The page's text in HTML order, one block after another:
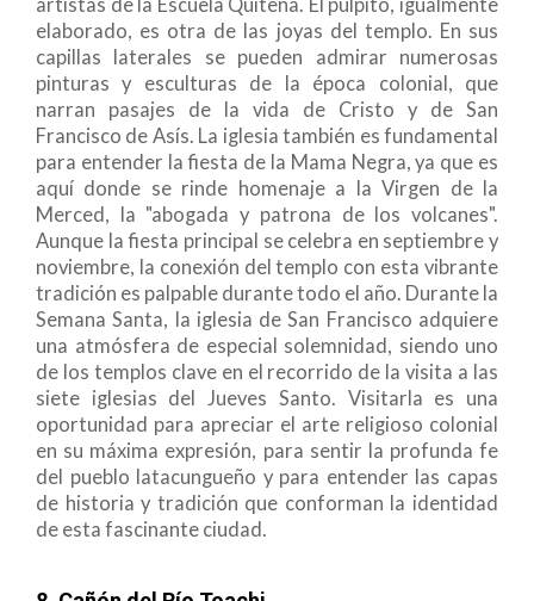
elaborado, es otra de las joyas del templo. En sus
capillas laterales se pueden admirar numerosas
pinturas y esculturas de la época colonial, que
narran pasajes de la vida de Cristo y de San
Francisco de Asís. La iglesia también es fundamental
para entender la fiesta de la Mama Negra, ya que es
aquí donde se rinde homenaje a la Virgen de la
Merced, la "abogada y patrona de los volcanes".
Aunque la fiesta principal se celebra en septiembre y
noviembre, la conexión del templo con esta vibrante
tradición es palpable durante todo el año. Durante la
Semana Santa, la iglesia de San Francisco adquiere
una atmósfera de especial solemnidad, siendo uno
de los templos clave en el recorrido de la visita a las
siete iglesias del Jueves Santo. Visitarla es una
oportunidad para apreciar el arte religioso colonial
en su máxima expresión, para sentir la profunda fe
del pueblo latacungueño y para entender las capas
de historia y tradición que conforman la identidad
de esta fascinante ciudad.